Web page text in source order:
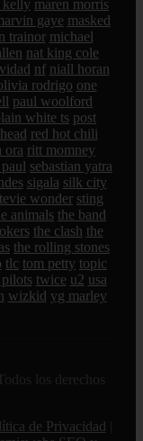
kelly maren morris
gaye masked
trainor michael
nat king cole
nf niall horan
rodrigo one
paul woolford
white ts post
red hot chili
ora ritt momney
paul sebastian yatra
sigala silk city
wonder sting
animals the band
the clash the
the rolling stones
tlc tom petty topic
twice u2 usa
wizkid yg marley
los derechos
de Privacidad